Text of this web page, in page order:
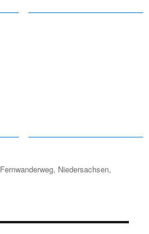
Fernwanderweg, Niedersachsen,